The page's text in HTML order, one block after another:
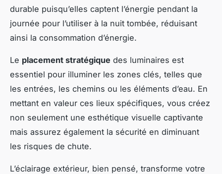
durable puisqu’elles captent l’énergie pendant la
journée pour l’utiliser à la nuit tombée, réduisant
ainsi la consommation d’énergie.
Le placement stratégique des luminaires est
essentiel pour illuminer les zones clés, telles que
les entrées, les chemins ou les éléments d’eau. En
mettant en valeur ces lieux spécifiques, vous créez
non seulement une esthétique visuelle captivante
mais assurez également la sécurité en diminuant
les risques de chute.
L’éclairage extérieur, bien pensé, transforme votre